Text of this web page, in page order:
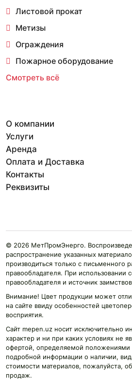
Листовой прокат
Метизы
Ограждения
Пожарное оборудование
Смотреть всё
О компании
Услуги
Аренда
Оплата и Доставка
Контакты
Реквизиты
© 2026 МетПромЭнерго.
распространение указанных
производиться только с письменного
правообладателя. При использовании
правообладателя и источник
Внимание! Цвет продукции может
на сайте ввиду особенностей
восприятия.
Сайт mepen.uz носит исключительно
характер и ни при каких условиях не
офертой, определяемой положениями
подробной информации о наличии,
стоимости материалов, пожалуйста,
продаж.